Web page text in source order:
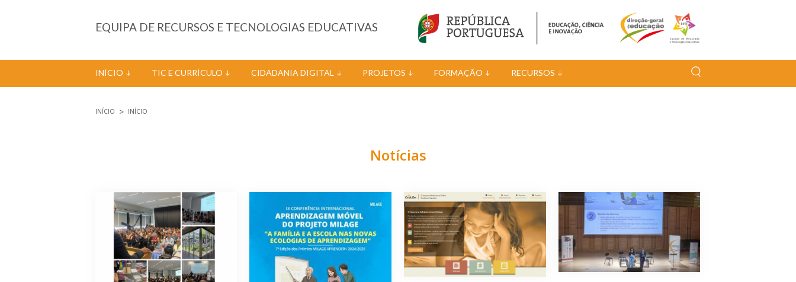
EQUIPA DE RECURSOS E TECNOLOGIAS EDUCATIVAS
INÍCIO TIC E CURRÍCULO CIDADANIA DIGITAL PROJETOS FORMAÇÃO RECURSOS
INÍCIO INÍCIO
Notícias
Páginas